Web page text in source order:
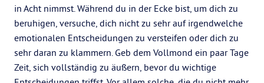
in Acht nimmst. Während du in der Ecke bist, um dich zu
beruhigen, versuche, dich nicht zu sehr auf irgendwelche
emotionalen Entscheidungen zu versteifen oder dich zu
sehr daran zu klammern. Geb dem Vollmond ein paar Tage
Zeit, sich vollständig zu äußern, bevor du wichtige